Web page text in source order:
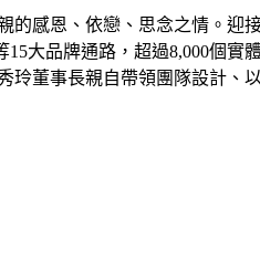
感恩、依戀、思念之情。迎
15大品牌通路，超過8,000個實
玲董事長親自帶領團隊設計、